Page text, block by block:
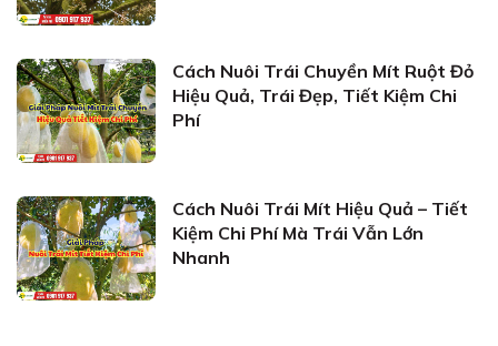
Cách Nuôi Trái Chuyền Mít Ruột Đỏ
Hiệu Quả, Trái Đẹp, Tiết Kiệm Chi
Phí
Cách Nuôi Trái Mít Hiệu Quả – Tiết
Kiệm Chi Phí Mà Trái Vẫn Lớn
Nhanh